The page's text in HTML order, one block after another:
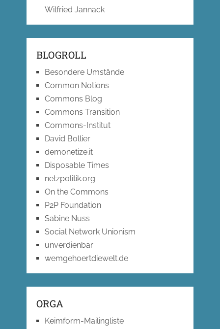
Wilfried Jannack
BLOGROLL
Besondere Umstände
Common Notions
Commons Blog
Commons Transition
Commons-Institut
David Bollier
demonetize.it
Disposable Times
netzpolitik.org
On the Commons
P2P Foundation
Sabine Nuss
Social Network Unionism
unverdienbar
wemgehoertdiewelt.de
ORGA
Keimform-Mailingliste